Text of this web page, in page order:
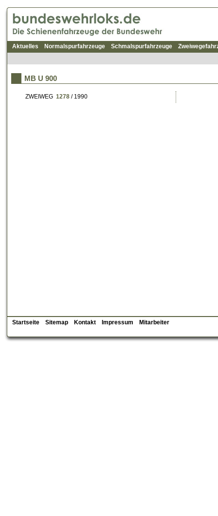
Aktuelles Normalspurfahrzeuge Schmalspurfahrzeuge
MB U 900
ZWEIWEG 1278 / 1990
Startseite Sitemap Kontakt Impressum Mitarbeiter